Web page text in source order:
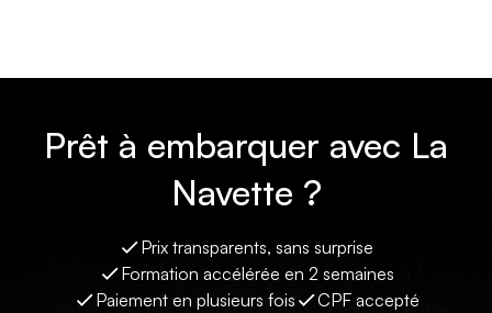
Prêt à embarquer avec La
Navette ?
Prix transparents, sans surprise
Formation accélérée en 2 semaines
Paiement en plusieurs fois
CPF accepté